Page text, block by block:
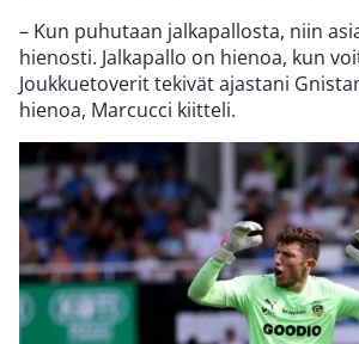
– Kun puhutaan jalkapallosta, niin
hienosti. Jalkapallo on hienoa, kun
Joukkuetoverit tekivät ajastani
hienoa, Marcucci kiitteli.